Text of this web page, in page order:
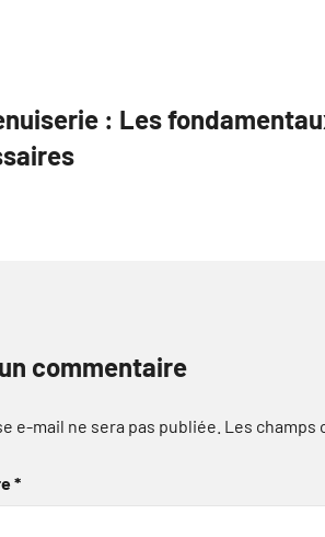
: Les
commentaire
e-mail ne sera pas publiée. Les champs
*